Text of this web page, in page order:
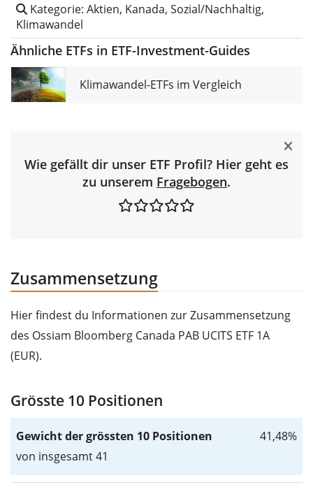
Kategorie: Aktien, Kanada, Sozial/Nachhaltig,
Klimawandel
Ähnliche ETFs in ETF-Investment-Guides
Klimawandel-ETFs im Vergleich
Wie gefällt dir unser ETF Profil? Hier geht es
zu unserem Fragebogen.
Zusammensetzung
Hier findest du Informationen zur Zusammensetzung
des Ossiam Bloomberg Canada PAB UCITS ETF 1A
(EUR).
Grösste 10 Positionen
Gewicht der grössten 10 Positionen
von insgesamt 41
41,48%